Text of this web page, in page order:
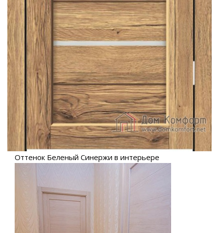
Оттенок Беленый Синержи в интерьере